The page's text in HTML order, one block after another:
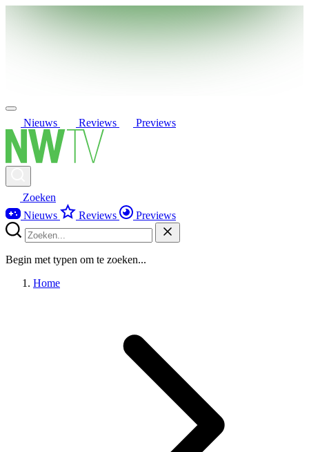
Nieuws Reviews Previews
Zoeken
Nieuws
Reviews Previews
Begin met typen om te zoeken...
Home